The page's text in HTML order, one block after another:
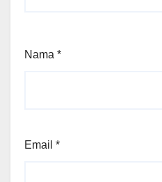
Nama *
Email *